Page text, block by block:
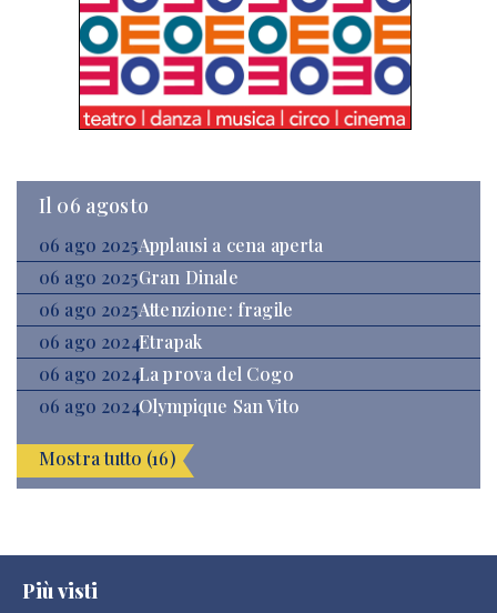
Il 06 agosto
06 ago 2025Applausi a cena aperta
06 ago 2025Gran Dinale
06 ago 2025Attenzione: fragile
06 ago 2024Etrapak
06 ago 2024La prova del Cogo
06 ago 2024Olympique San Vito
Mostra tutto (16)
Più visti